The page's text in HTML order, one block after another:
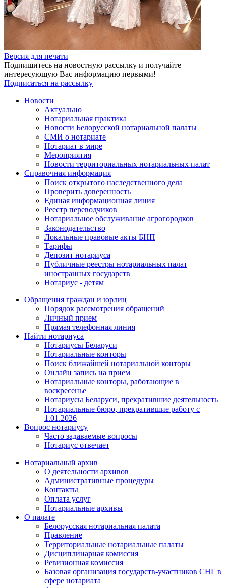
Версия для печати
Подпишитесь на новостную рассылку и получайте
интересующую Вас информацию первыми!
Подписаться на рассылку
Новости
Актуально
Нотариальная практика
Новости Белорусской нотариальной палаты
СМИ о нотариате
Нотариат в мире
Мероприятия
Новости территориальных нотариальных палат
Справочная информация
Поиск открытого наследственного дела
Проверить доверенность
Единая информационная линия
Реестр переводчиков
Нотариальное обслуживание агрогородков
Законодательство
Локальные правовые акты БНП
Тарифы
Депозит нотариуса
Публичные реестры нотариальных палат
иностранных государств
Нотариус - детям
Обращения граждан и юрлиц
Порядок рассмотрения обращений
Личный прием
Прямая телефонная линия
Найти нотариуса
Нотариусы Беларуси
Нотариальные конторы
Поиск ближайшей нотариальной конторы
Онлайн запись на прием
Нотариальные конторы, работающие в
воскресенье
Нотариусы Беларуси, прекратившие деятельность
Нотариальные бюро, прекратившие работу с
1.01.2026
Вопрос нотариусу
Часто задаваемые вопросы
Нотариус отвечает
Нотариальный архив
О деятельности архивов
Административные процедуры
Контакты
Оплата услуг
Нотариальные архивы
О палате
Белорусская нотариальная палата
Правление
Территориальные нотариальные палаты
Дисциплинарная комиссия
Ревизионная комиссия
Базовая организация государств-участников СНГ в
сфере нотариата